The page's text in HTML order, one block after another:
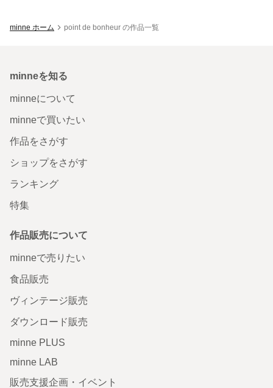
minne ホーム point de bonheur の作品一覧
minneを知る
minneについて
minneで買いたい
作品をさがす
ショップをさがす
ランキング
特集
作品販売について
minneで売りたい
食品販売
ヴィンテージ販売
ダウンロード販売
minne PLUS
minne LAB
販売支援企画・イベント